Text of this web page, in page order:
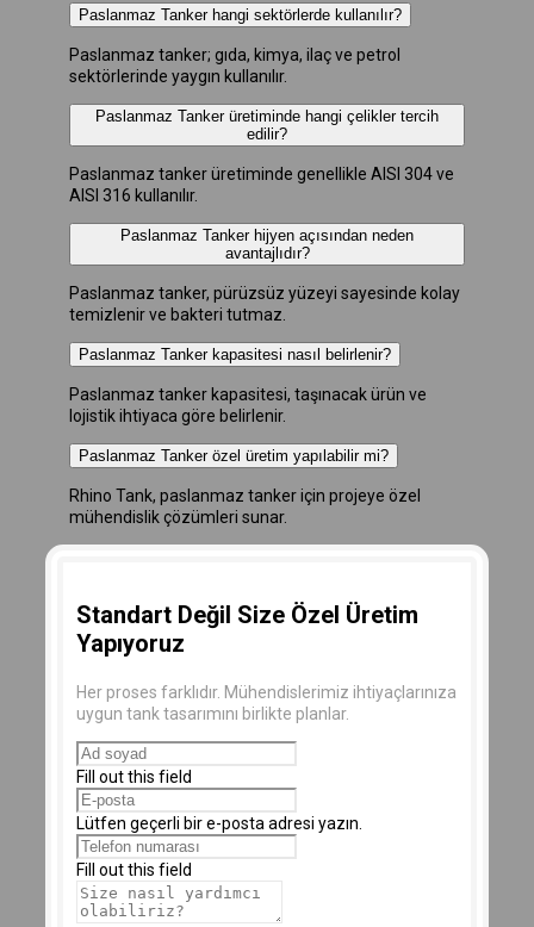
Paslanmaz Tanker hangi sektörlerde kullanılır?
Paslanmaz tanker; gıda, kimya, ilaç ve petrol
sektörlerinde yaygın kullanılır.
Paslanmaz Tanker üretiminde hangi çelikler tercih
edilir?
Paslanmaz tanker üretiminde genellikle AISI 304 ve
AISI 316 kullanılır.
Paslanmaz Tanker hijyen açısından neden
avantajlıdır?
Paslanmaz tanker, pürüzsüz yüzeyi sayesinde kolay
temizlenir ve bakteri tutmaz.
Paslanmaz Tanker kapasitesi nasıl belirlenir?
Paslanmaz tanker kapasitesi, taşınacak ürün ve
lojistik ihtiyaca göre belirlenir.
Paslanmaz Tanker özel üretim yapılabilir mi?
Rhino Tank, paslanmaz tanker için projeye özel
mühendislik çözümleri sunar.
Standart Değil Size Özel Üretim
Yapıyoruz
Her proses farklıdır. Mühendislerimiz ihtiyaçlarınıza
uygun tank tasarımını birlikte planlar.
Fill out this field
Lütfen geçerli bir e-posta adresi yazın.
Fill out this field